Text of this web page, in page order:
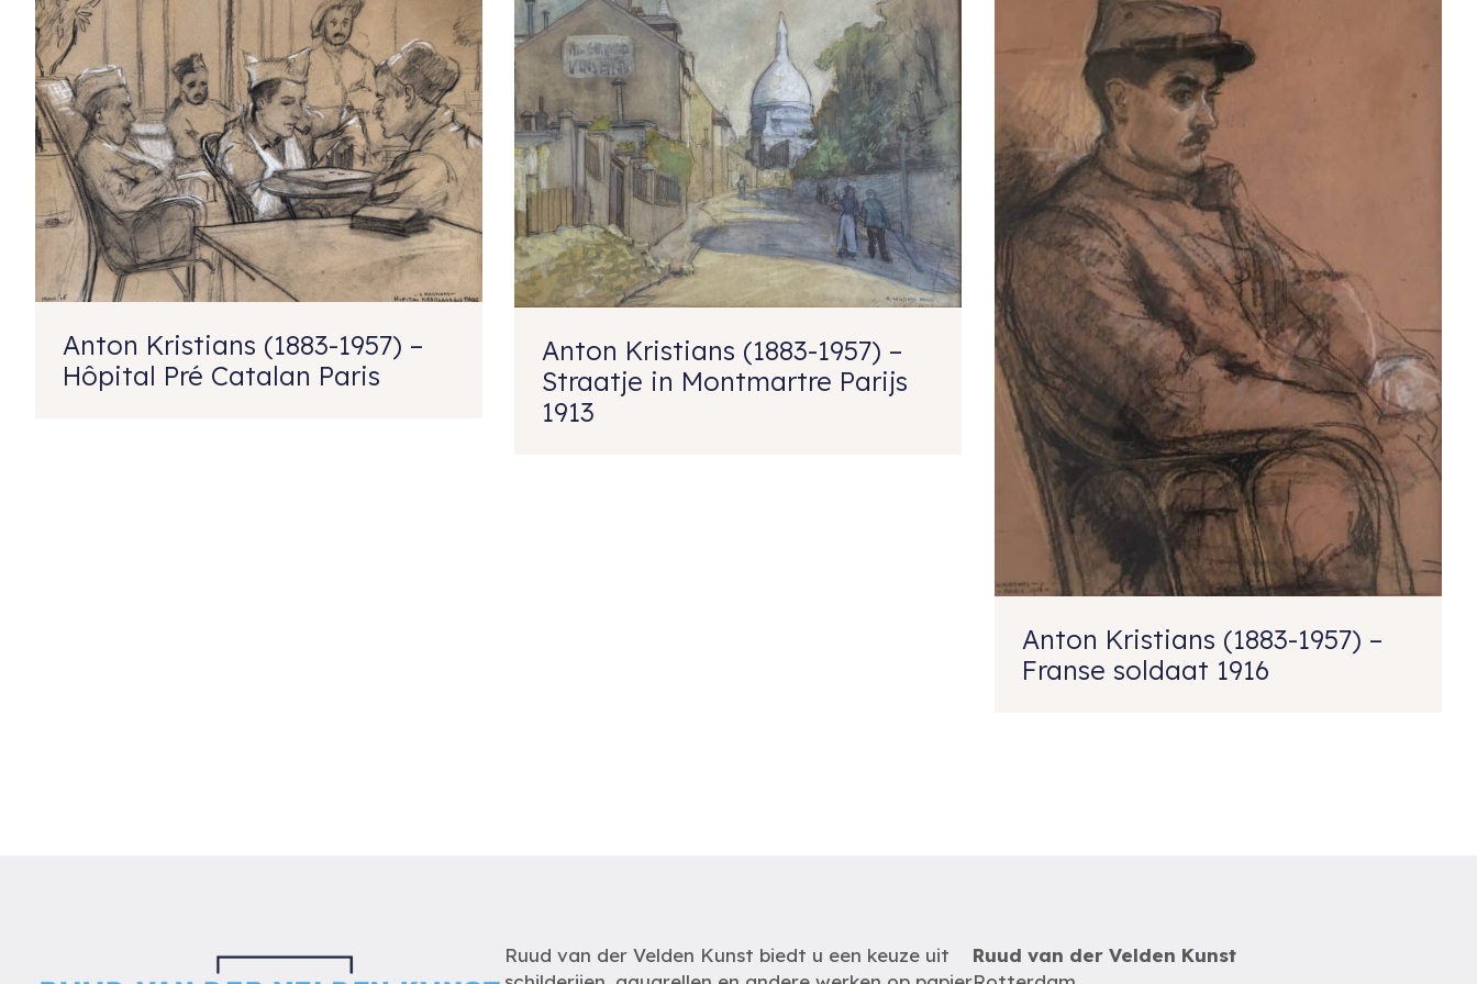
Anton Kristians (1883-1957) –
Hôpital Pré Catalan Paris
Anton Kristians (1883-1957) –
Straatje in Montmartre Parijs
1913
Anton Kristians (1883-1957) –
Franse soldaat 1916
Ruud van der Velden Kunst biedt u een keuze uit
Ruud van der Velden Kunst